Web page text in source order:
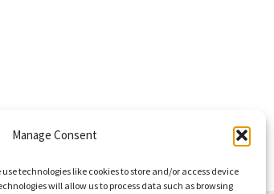
Manage Consent
technologies like cookies to store and/or access device
will allow us to process data such as browsing